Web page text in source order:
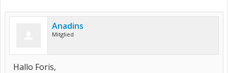
Anadins
Mitglied
Hallo Foris,